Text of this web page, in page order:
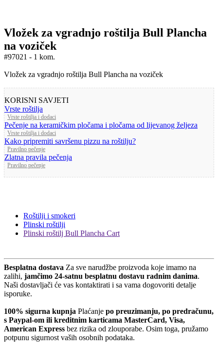
Vložek za vgradnjo roštilja Bull Plancha
na voziček
#97021 - 1 kom.
Vložek za vgradnjo roštilja Bull Plancha na voziček
KORISNI SAVJETI
Vrste roštilja
Vrste roštilja i dodaci
Pečenje na keramičkim pločama i pločama od lijevanog željeza
Vrste roštilja i dodaci
Kako pripremiti savršenu pizzu na roštilju?
Pravilno pečenje
Zlatna pravila pečenja
Pravilno pečenje
Roštilji i smokeri
Plinski roštilji
Plinski roštilj Bull Plancha Cart
Besplatna dostava Za sve narudžbe proizvoda koje imamo na
zalihi, jamčimo 24-satnu besplatnu dostavu radnim danima.
Naši dostavljači će vas kontaktirati i sa vama dogovoriti detalje
isporuke.
100% sigurna kupnja Plaćanje po preuzimanju, po predračunu,
s Paypal-om ili kreditnim karticama MasterCard, Visa,
American Express bez rizika od zlouporabe. Osim toga, pružamo
potpunu sigurnost vaših osobnih podataka.